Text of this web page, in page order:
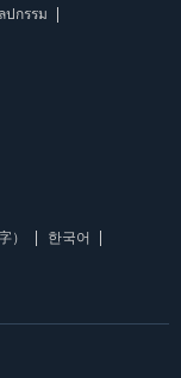
ปกรรม
）
한국어